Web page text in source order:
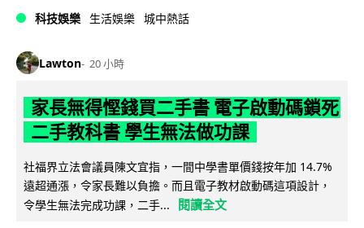
科技娛樂 生活娛樂 城中熱話
Lawton 20 小時
家長無得慳錢買二手書 電子啟動碼鎖死
二手教科書 學生無法做功課
社福界立法會議員陳文宜指，一間中學書單價錢按年加 14.7%
遠超通漲，令家長難以負擔。而且電子教材啟動碼這項設計，
令學生無法完成功課，二手...
閱讀全文